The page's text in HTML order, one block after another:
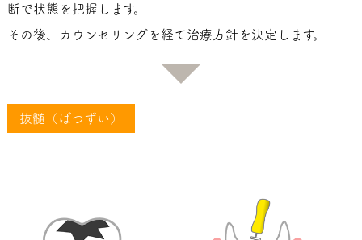
断で状態を把握します。
その後、カウンセリングを経て治療方針を決定します。
抜髄（ばつずい）